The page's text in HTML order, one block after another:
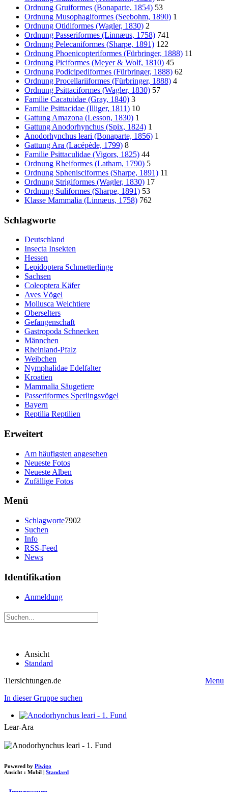
Ordnung Gruiformes (Bonaparte, 1854) 53
Ordnung Musophagiformes (Seebohm, 1890) 1
Ordnung Otidiformes (Wagler, 1830) 2
Ordnung Passeriformes (Linnæus, 1758) 741
Ordnung Pelecaniformes (Sharpe, 1891) 122
Ordnung Phoenicopteriformes (Fürbringer, 1888) 11
Ordnung Piciformes (Meyer & Wolf, 1810) 45
Ordnung Podicipediformes (Fürbringer, 1888) 62
Ordnung Procellariiformes (Fürbringer, 1888) 4
Ordnung Psittaciformes (Wagler, 1830) 57
Familie Cacatuidae (Gray, 1840) 3
Familie Psittacidae (Illiger, 1811) 10
Gattung Amazona (Lesson, 1830) 1
Gattung Anodorhynchus (Spix, 1824) 1
Anodorhynchus leari (Bonaparte, 1856) 1
Gattung Ara (Lacépède, 1799) 8
Familie Psittaculidae (Vigors, 1825) 44
Ordnung Rheiformes (Latham, 1790) 5
Ordnung Sphenisciformes (Sharpe, 1891) 11
Ordnung Strigiformes (Wagler, 1830) 17
Ordnung Suliformes (Sharpe, 1891) 53
Klasse Mammalia (Linnæus, 1758) 762
Schlagworte
Deutschland
Insecta Insekten
Hessen
Lepidoptera Schmetterlinge
Sachsen
Coleoptera Käfer
Aves Vögel
Mollusca Weichtiere
Oberselters
Gefangenschaft
Gastropoda Schnecken
Männchen
Rheinland-Pfalz
Weibchen
Nymphalidae Edelfalter
Kroatien
Mammalia Säugetiere
Passeriformes Sperlingsvögel
Bayern
Reptilia Reptilien
Erweitert
Am häufigsten angesehen
Neueste Fotos
Neueste Alben
Zufällige Fotos
Menü
Schlagworte7902
Suchen
Info
RSS-Feed
News
Identifikation
Anmeldung
Ansicht
Standard
Tiersichtungen.de
Menu
In dieser Gruppe suchen
Lear-Ara
Powered by Piwigo
Ansicht : Mobil | Standard